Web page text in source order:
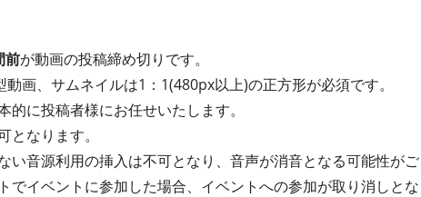
前が動画の投稿締め切りです。
画、サムネイルは1：1(480px以上)の正方形が必須です。
的に投稿者様にお任せいたします。
となります。
い音源利用の挿入は不可となり、音声が消音となる可能性がご
でイベントに参加した場合、イベントへの参加が取り消しとな